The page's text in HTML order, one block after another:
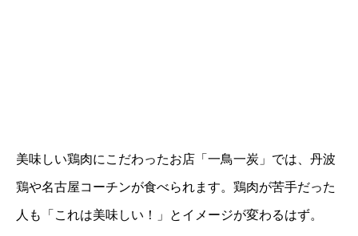
美味しい鶏肉にこだわったお店「一鳥一炭」では、丹波
鶏や名古屋コーチンが食べられます。鶏肉が苦手だった
人も「これは美味しい！」とイメージが変わるはず。